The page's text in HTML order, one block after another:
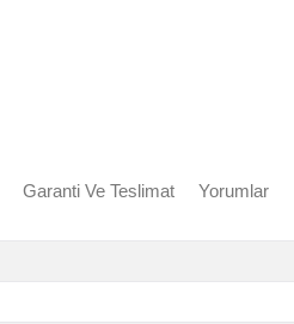
Garanti Ve Teslimat Yorumlar